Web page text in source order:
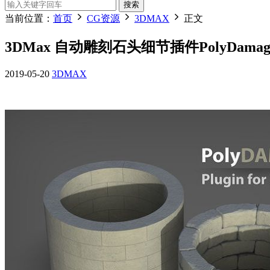
搜索
当前位置： 首页 CG资源 3DMAX 正文
3DMax 自动雕刻石头细节插件
2019-05-20 3DMAX